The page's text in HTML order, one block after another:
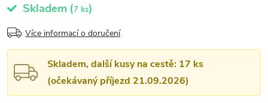
Skladem (7 ks)
Více informací o doručení
Skladem, další kusy na cestě: 17 ks
(očekávaný příjezd 21.09.2026)